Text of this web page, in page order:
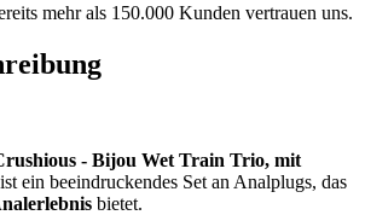
mehr als 150.000 Kunden vertrauen uns.
- Bijou Wet Train Trio, mit
ein beeindruckendes Set an Analplugs, das
bietet.